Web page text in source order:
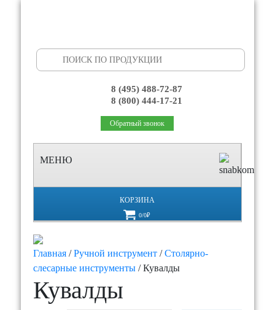
Search
for:
8 (495) 488-72-87
8 (800) 444-17-21
Обратный звонок
МЕНЮ
КОРЗИНА
0/0₽
Главная/Ручной инструмент/Столярно-
слесарные инструменты/ Кувалды
Кувалды